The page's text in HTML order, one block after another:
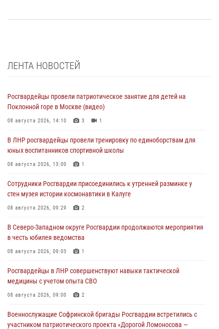
ЛЕНТА НОВОСТЕЙ
Росгвардейцы провели патриотическое занятие для детей на
Поклонной горе в Москве (видео)
08 августа 2026, 14:10 3 1
В ЛНР росгвардейцы провели тренировку по единоборствам для
юных воспитанников спортивной школы
08 августа 2026, 13:00 1
Сотрудники Росгвардии присоединились к утренней разминке у
стен музея истории космонавтики в Калуге
08 августа 2026, 09:29 2
В Северо-Западном округе Росгвардии продолжаются мероприятия
в честь юбилея ведомства
08 августа 2026, 09:03 1
Росгвардейцы в ЛНР совершенствуют навыки тактической
медицины с учетом опыта СВО
08 августа 2026, 09:00 2
Военнослужащие Софринской бригады Росгвардии встретились с
участником патриотического проекта «Дорогой Ломоносова —